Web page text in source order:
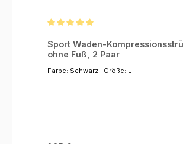
Sport Waden-
ohne Fuß, 2 Paar
Farbe: Schwarz Größe: L